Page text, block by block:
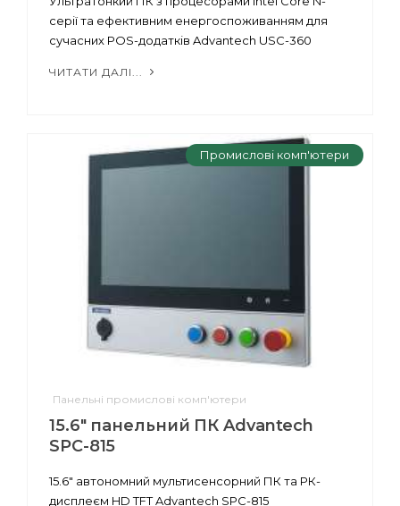
серії та ефективним енергоспоживанням для
сучасних POS-додатків Advantech USC-360
ЧИТАТИ ДАЛІ...
Промислові комп'ютери
Панельні промислові комп'ютери
15.6" панельний ПК Advantech
SPC-815
15.6" автономний мультисенсорний ПК та РК-
дисплеєм HD TFT Advantech SPC-815